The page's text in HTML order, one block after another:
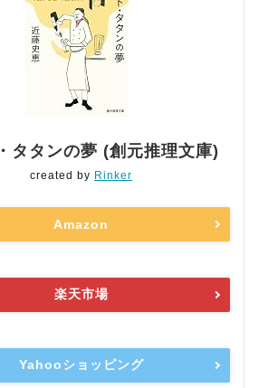
タタンの夢 (創元推理文庫)
created by Rinker
Amazon
楽天市場
Yahooショッピング